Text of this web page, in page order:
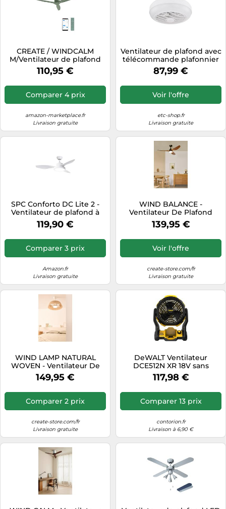
CREATE / WINDCALM
M/Ventilateur de plafond
ABS vert sauge avec Wifi et
télécommande / 40W,
vitesses, minuterie,
fonction été-hiver
110,95 €
Comparer 4 prix
amazon-marketplace.fr
Livraison gratuite
Ventilateur de plafond avec
télécommande plafonnier
ventilateur refroidisseur de
lumière de salon, métal
CCT, LED, D 46 cm
87,99 €
Voir l'offre
etc-shop.fr
Livraison gratuite
SPC Conforto DC Lite 2 -
Ventilateur de plafond à
grande luminosité réglable
en 3 tons, moteur DC 42W
Ø120 cm, WiFi pour
contrôle par app,
hiver/été
119,90 €
Comparer 3 prix
Amazon.fr
Livraison gratuite
WIND BALANCE -
Ventilateur De Plafond
40W Silencieux Ø132 Cm
Télécommande
139,95 €
Voir l'offre
create-store.com/fr
Livraison gratuite
WIND LAMP NATURAL
WOVEN - Ventilateur De
Plafond Silencieux 25W
Ø60cm Avec Lumière LED
Avec Lumière
149,95 €
Comparer 2 prix
create-store.com/fr
Livraison gratuite
DeWALT Ventilateur
DCE512N XR 18V sans
batterie
117,98 €
Comparer 13 prix
contorion.fr
Livraison à 6,90 €